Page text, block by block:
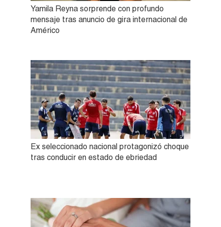
Yamila Reyna sorprende con profundo
mensaje tras anuncio de gira internacional de
Américo
Ex seleccionado nacional protagonizó choque
tras conducir en estado de ebriedad